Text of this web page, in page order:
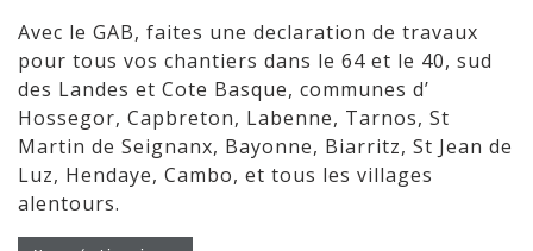
Avec le GAB, faites une declaration de travaux
pour tous vos chantiers dans le 64 et le 40, sud
des Landes et Cote Basque, communes d’
Hossegor, Capbreton, Labenne, Tarnos, St
Martin de Seignanx, Bayonne, Biarritz, St Jean de
Luz, Hendaye, Cambo, et tous les villages
alentours.